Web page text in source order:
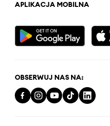
APLIKACJA MOBILNA
OBSERWUJ NAS NA: